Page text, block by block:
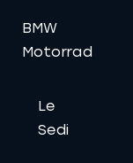
BMW
Motorrad
Le
Sedi